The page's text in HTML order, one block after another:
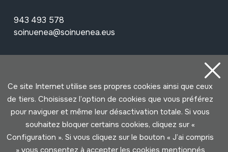
943 493 578
soinuenea@soinuenea.eus
Voir sur Google Maps
FacebookYoutubeIssuu VimeoFlickr SoundCloud
Ce site Internet utilise ses propres cookies ainsi que ceux
de tiers. Choisissez l’option de cookies que vous préférez
pour naviguer et même leur désactivation totale. Si vous
souhaitez bloquer certains cookies, cliquez sur «
Configuration ». Si vous cliquez sur le bouton « J’ai compris
» vous consentez à accepter les cookies mentionnés